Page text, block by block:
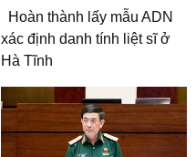
Hoàn thành lấy mẫu ADN
xác định danh tính liệt sĩ ở
Hà Tĩnh